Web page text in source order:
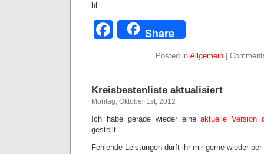
hl
Facebook
Share
Posted in Allgemein|
Kreisbestenliste aktualisiert
Montag, Oktober 1st, 2012
Ich habe gerade wieder eineaktuelle Version
gestellt.
Fehlende Leistungen dürft ihr mir gerne wieder